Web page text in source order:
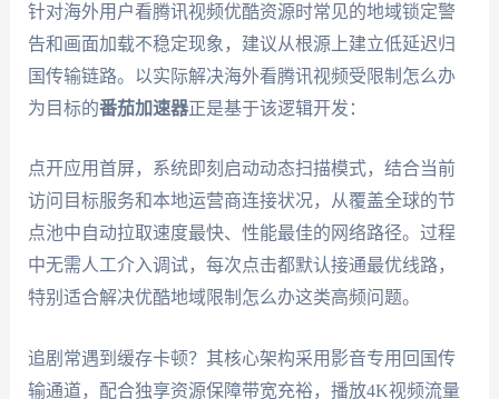
针对海外用户看腾讯视频优酷资源时常见的地域锁定警
告和画面加载不稳定现象，建议从根源上建立低延迟归
国传输链路。以实际解决海外看腾讯视频受限制怎么办
为目标的番茄加速器正是基于该逻辑开发：
点开应用首屏，系统即刻启动动态扫描模式，结合当前
访问目标服务和本地运营商连接状况，从覆盖全球的节
点池中自动拉取速度最快、性能最佳的网络路径。过程
中无需人工介入调试，每次点击都默认接通最优线路，
特别适合解决优酷地域限制怎么办这类高频问题。
追剧常遇到缓存卡顿？其核心架构采用影音专用回国传
输通道，配合独享资源保障带宽充裕，播放4K视频流量